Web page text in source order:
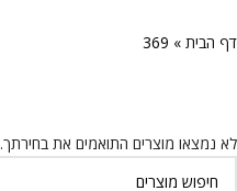
דף הבית »
369
לא נמצאו מוצרים התואמים את בחירתך.